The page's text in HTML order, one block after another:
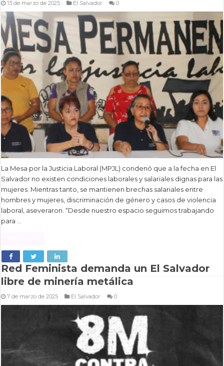
13 de marzo de 2025 El Salvador 0
La Mesa por la Justicia Laboral (MPJL) condenó que a la fecha en El
Salvador no existen condiciones laborales y salariales dignas para las
mujeres. Mientras tanto, se mantienen brechas salariales entre
hombres y mujeres, discriminación de género y casos de violencia
laboral, aseveraron. “Desde nuestro espacio seguimos trabajando
para …
Red Feminista demanda un El Salvador
libre de minería metálica
7 de marzo de 2025 El Salvador 0